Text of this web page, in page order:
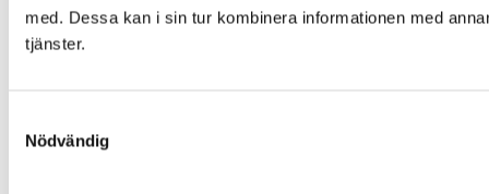
med. Dessa kan i sin tur kombinera informationen med
tjänster.
Nödvändig